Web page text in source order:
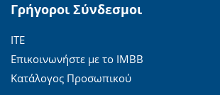
Γρήγοροι Σύνδεσμοι
ΙΤΕ
Επικοινωνήστε με το ΙΜΒΒ
Κατάλογος Προσωπικού